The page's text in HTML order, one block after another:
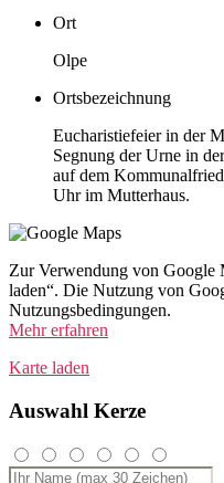
Ort
Olpe
Ortsbezeichnung
Eucharistiefeier in der
Segnung der Urne in
auf dem
Uhr im Mutterhaus.
Zur Verwendung von Google
laden“. Die Nutzung von
Nutzungsbedingungen.
Mehr erfahren
Karte laden
Auswahl Kerze